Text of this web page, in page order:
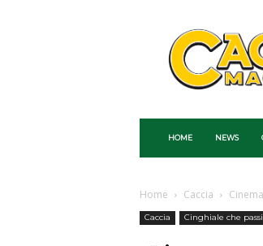
Caccia
Magazine
HOME NEWS
Home Caccia
Caccia Cinghiale che